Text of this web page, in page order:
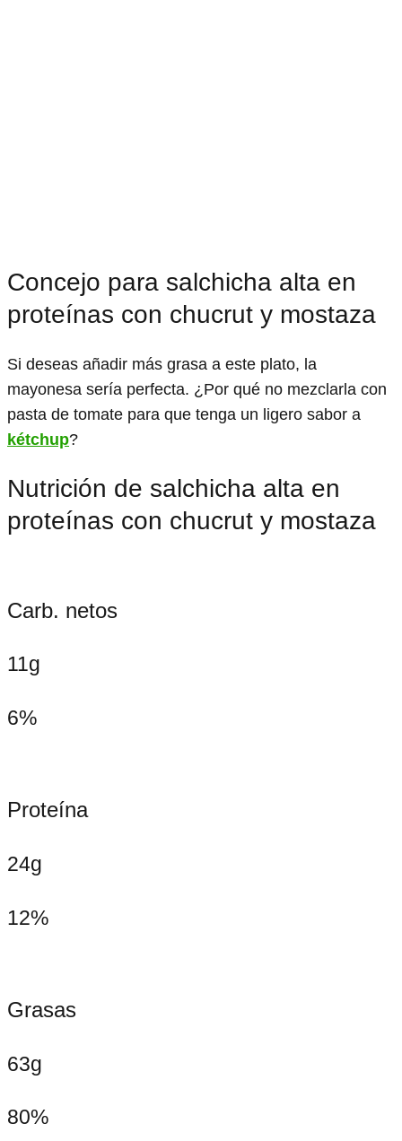
Concejo para salchicha alta en
proteínas con chucrut y mostaza
Si deseas añadir más grasa a este plato, la
mayonesa sería perfecta. ¿Por qué no mezclarla con
pasta de tomate para que tenga un ligero sabor a
kétchup?
Nutrición de salchicha alta en
proteínas con chucrut y mostaza
Carb. netos
11g
6%
Proteína
24g
12%
Grasas
63g
80%